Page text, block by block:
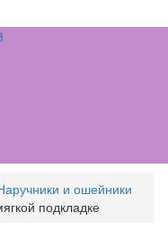
и ошейники
подкладке